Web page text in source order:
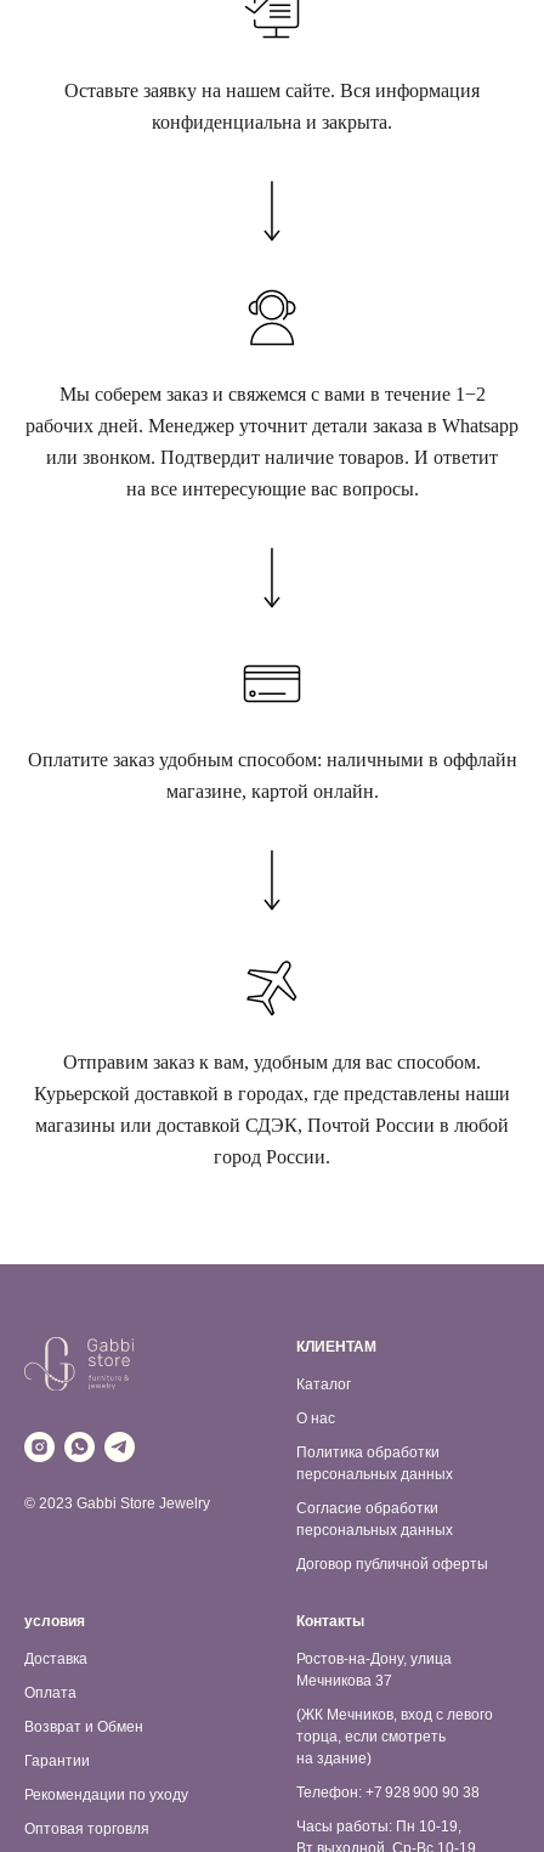
Оставьте заявку на нашем сайте. Вся информация
конфиденциальна и закрыта.
Мы соберем заказ и свяжемся с вами в течение 1−2
рабочих дней. Менеджер уточнит детали заказа в Whatsapp
или звонком. Подтвердит наличие товаров. И ответит
на все интересующие вас вопросы.
Оплатите заказ удобным способом: наличными в оффлайн
магазине, картой онлайн.
Отправим заказ к вам, удобным для вас способом.
Курьерской доставкой в городах, где представлены наши
магазины или доставкой СДЭК, Почтой России в любой
город России.
© 2023 Gabbi Store Jewelry
КЛИЕНТАМ
Каталог
О нас
Политика обработки
персональных данных
Согласие обработки
персональных данных
Договор публичной оферты
условия
Доставка
Оплата
Возврат и Обмен
Гарантии
Рекомендации по уходу
Оптовая торговля
Контакты
Ростов-на-Дону, улица
Мечникова 37
(ЖК Мечников, вход с левого
торца, если смотреть
на здание)
Телефон: +7 928 900 90 38
Часы работы: Пн 10-19,
Вт выходной, Ср-Вс 10-19